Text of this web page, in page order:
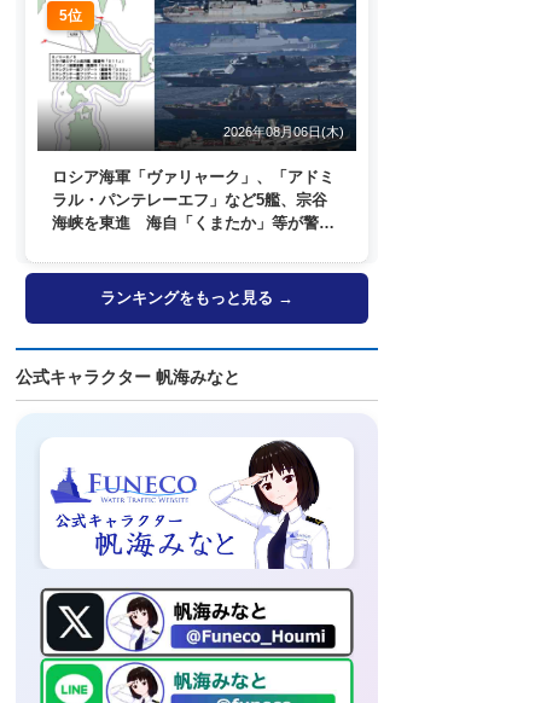
5位
2026年08月06日(木)
ロシア海軍「ヴァリャーク」、「アドミ
ラル・パンテレーエフ」など5艦、宗谷
海峡を東進 海自「くまたか」等が警戒
ランキングをもっと見る →
公式キャラクター 帆海みなと